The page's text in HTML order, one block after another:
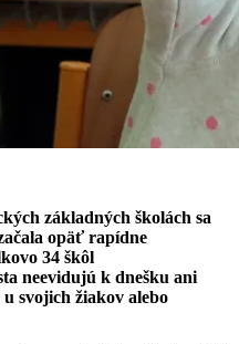
základných školách sa
opäť rapídne
34 škôl
neevidujú k dnešku ani
svojich žiakov alebo